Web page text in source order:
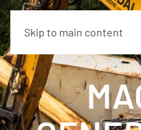
Skip to main content